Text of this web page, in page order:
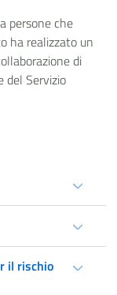
persone che
ha realizzato un
di
Servizio
il rischio